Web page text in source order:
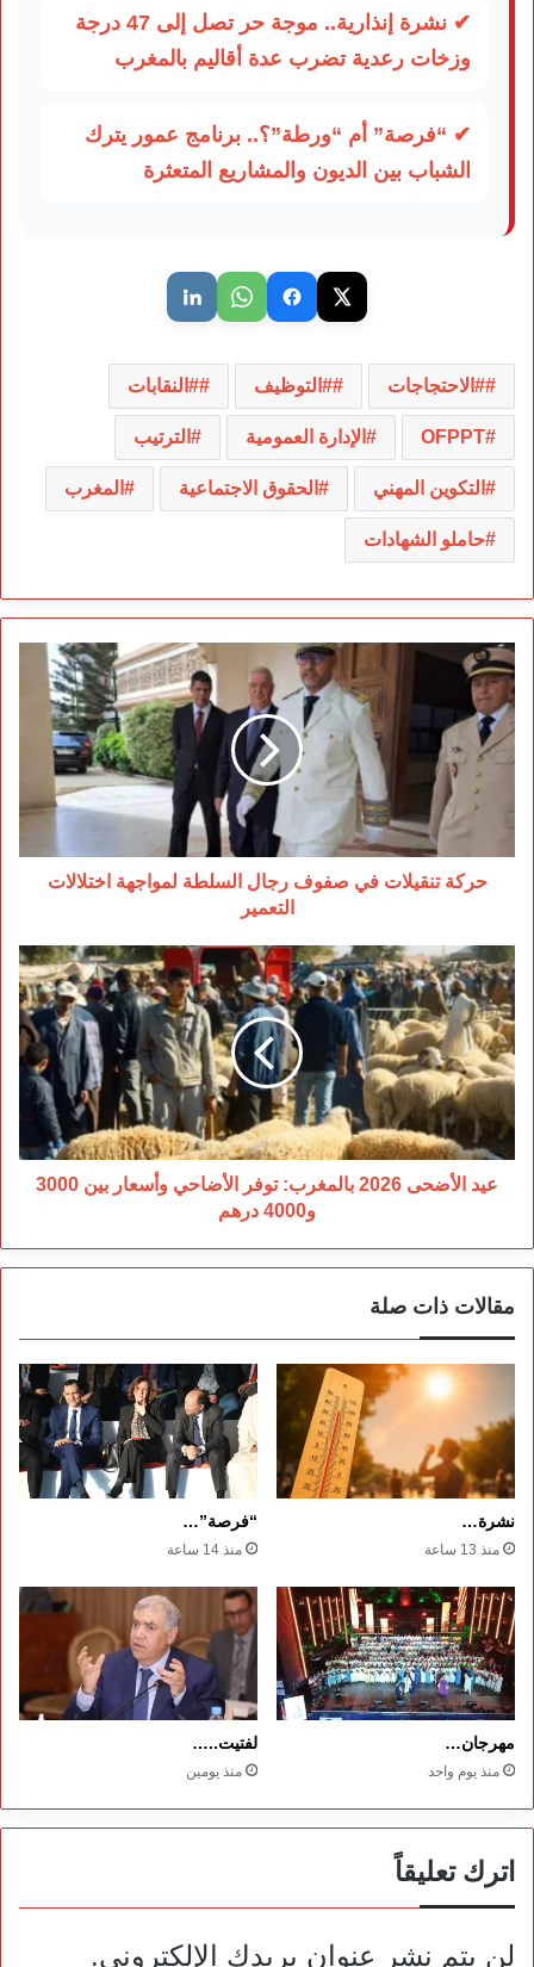
✔ نشرة إنذارية.. موجة حر تصل إلى 47 درجة
وزخات رعدية تضرب عدة أقاليم بالمغرب
✔ “فرصة” أم “ورطة”؟.. برنامج عمور يترك
الشباب بين الديون والمشاريع المتعثرة
#الاحتجاجات #التوظيف #النقابات
OFPPT الإدارة العمومية الترتيب
التكوين المهني الحقوق الاجتماعية المغرب
حاملو الشهادات
حركة
تنقيلات
في
صفوف
رجال
السلطة
لمواجهة
اختلالات
التعمير
حركة تنقيلات في صفوف رجال السلطة لمواجهة اختلالات
التعمير
عيد
الأضحى
2026
بالمغرب:
توفر
الأضاحي
وأسعار
بين
3000
و4000
عيد الأضحى 2026 بالمغرب: توفر الأضاحي وأسعار بين 3000
و4000 درهم
مقالات ذات صلة
نشرة…
منذ 13 ساعة
“فرصة”…
منذ 14 ساعة
مهرجان…
منذ يوم واحد
لفتيت..…
منذ يومين
اترك تعليقاً
لن يتم نشر عنوان بريدك الإلكتروني.